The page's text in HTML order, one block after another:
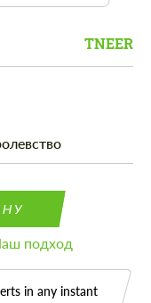
TNEER
подход
in any instant